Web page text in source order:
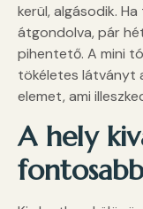
kerül, algásodik.
átgondolva, pár
pihentető. A mini
tökéletes látványt
elemet, ami
A hely
fontosabb